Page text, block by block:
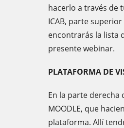
hacerlo a través de
ICAB, parte superior
encontrarás la lista
presente webinar.
PLATAFORMA DE
En la parte
MOODLE, que
plataforma. Allí